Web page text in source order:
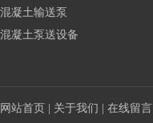
混凝土输送泵
混凝土泵送设备
网站首页 关于我们 在线留言